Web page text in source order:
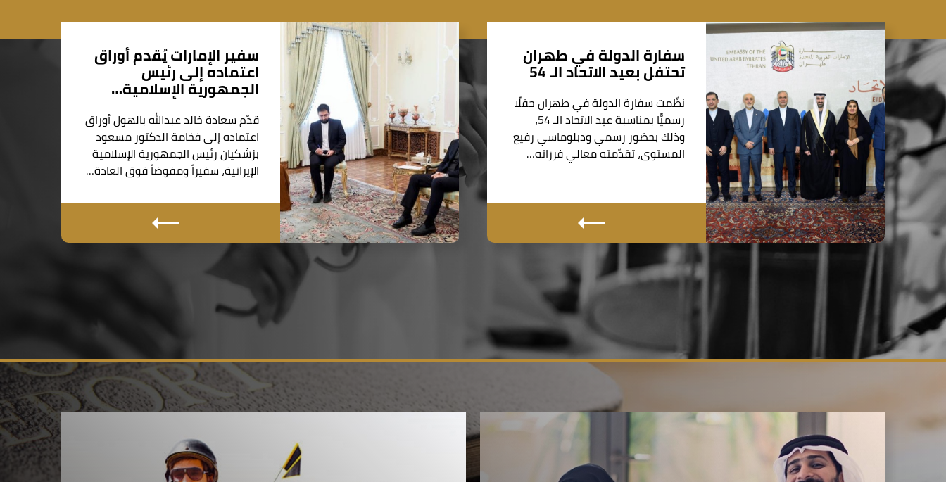
سفارة الدولة في طهران
تحتفل بعيد الاتحاد الـ 54
نظّمت سفارة الدولة في طهران حفلًا
رسميًّا بمناسبة عيد الاتحاد الـ 54،
وذلك بحضور رسمي ودبلوماسي رفيع
المستوى، تقدّمته معالي فرزانه…
سفير الإمارات يُقدم أوراق
اعتماده إلى رئيس
الجمهورية الإسلامية…
قدّم سعادة خالد عبدالله بالهول أوراق
اعتماده إلى فخامة الدكتور مسعود
بزشكيان رئيس الجمهورية الإسلامية
الإيرانية، سفيراً ومفوضاً فوق العادة…